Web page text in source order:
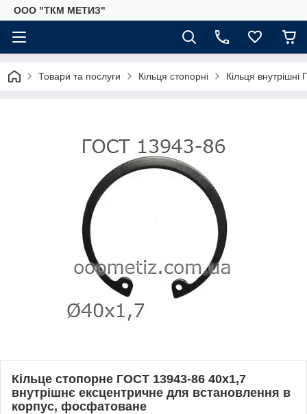
ООО "ТКМ МЕТИЗ"
Товари та послуги Кільця стопорні Кільця
Кільце стопорне ГОСТ 13943-86 40х1,7
внутрішнє ексцентричне для встановлення в
корпус, фосфатоване